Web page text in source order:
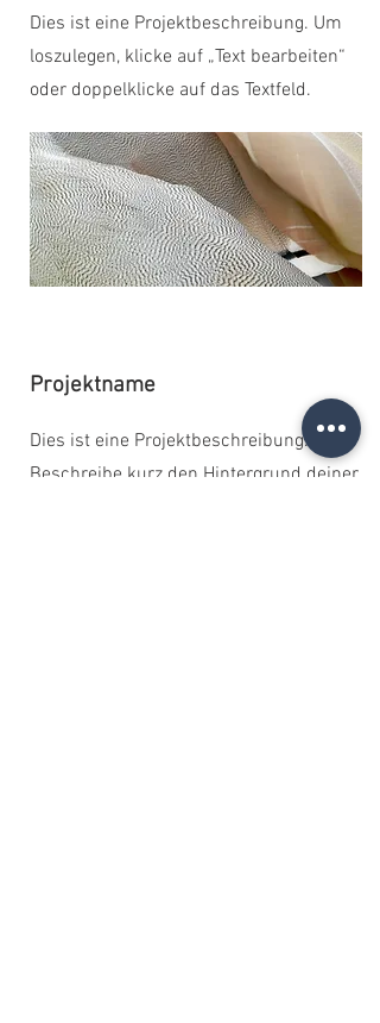
Dies ist eine Projektbeschreibung. Um
loszulegen, klicke auf „Text bearbeiten“
oder doppelklicke auf das Textfeld.
Projektname
Dies ist eine Projektbeschreibung.
Beschreibe kurz den Hintergrund deiner